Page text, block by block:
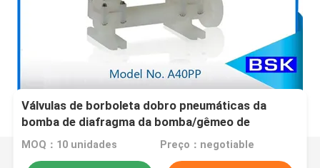
Válvulas de borboleta dobro pneumáticas da
bomba de diafragma da bomba/gêmeo de
diafragma
MOQ：10 unidades Preço：negotiable